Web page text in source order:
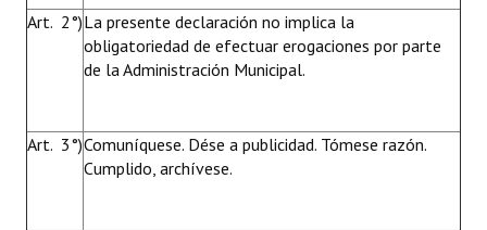
Art. 2°)La presente declaración no implica la
obligatoriedad de efectuar erogaciones por parte
de la Administración Municipal.
Art. 3°)Comuníquese. Dése a publicidad. Tómese razón.
Cumplido, archívese.